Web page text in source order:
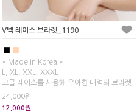
V넥 레이스 브라렛_1190
■ ■
* Made in Korea *
L, XL, XXL, XXXL
고급 레이스를 사용해 우아한 매력의 브라렛
24,000원
12,000원